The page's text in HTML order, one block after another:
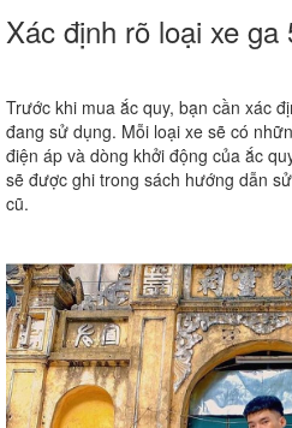
Xác định rõ loại xe ga
Trước khi mua ắc quy, bạn cần xác
đang sử dụng. Mỗi loại xe sẽ có
điện áp và dòng khởi động của ắc
sẽ được ghi trong sách hướng dẫn
cũ.